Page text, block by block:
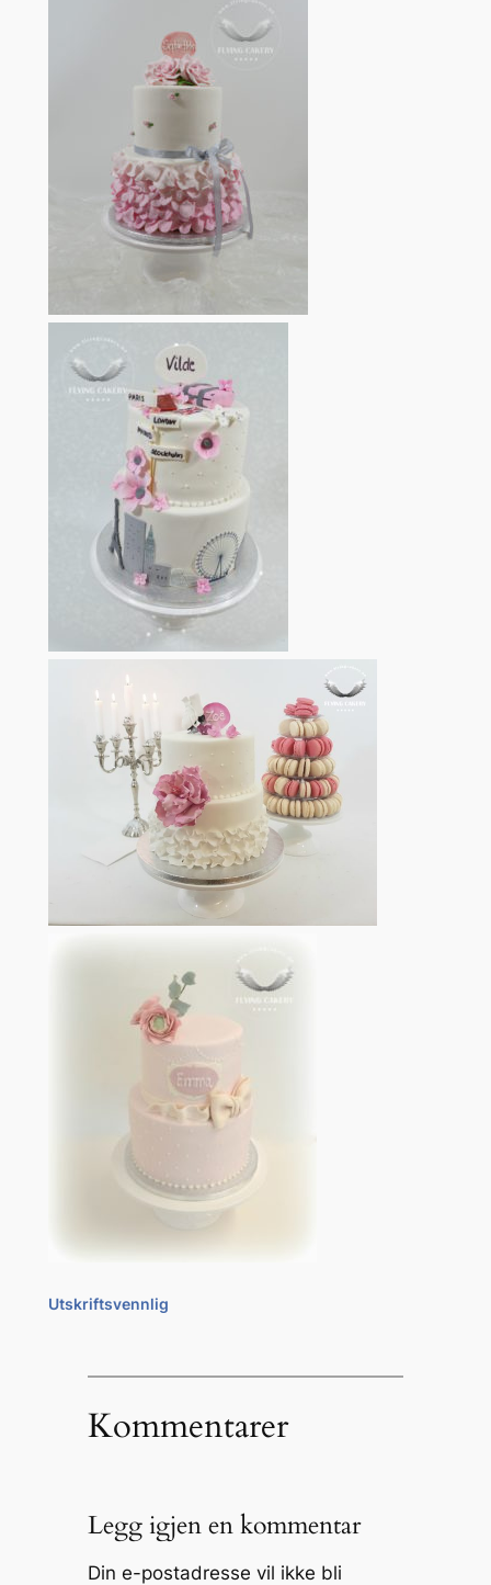
Utskriftsvennlig
Kommentarer
Legg igjen en kommentar
Din e-postadresse vil ikke bli